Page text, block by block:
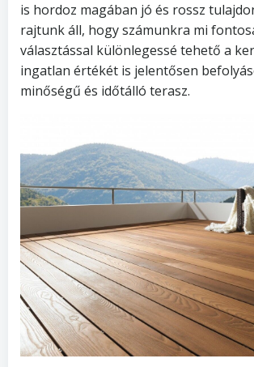
is hordoz magában jó és rossz
rajtunk áll, hogy számunkra mi
választással különlegessé tehető a
ingatlan értékét is jelentősen
minőségű és időtálló terasz.